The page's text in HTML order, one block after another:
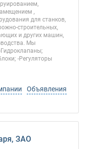
,
для станков,
строительных,
и других машин,
Мы
-Регуляторы
Объявления
ЗАО